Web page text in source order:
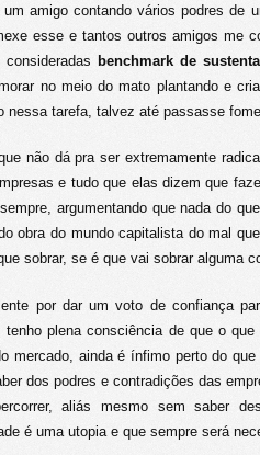
amigo contando vários podres de
esse e tantos outros amigos me
benchmark de
no meio do mato plantando e
nessa tarefa, talvez até passasse
não dá pra ser extremamente
e tudo que elas dizem que
argumentando que nada do
obra do mundo capitalista do mal
sobrar, se é que vai sobrar alguma
por dar um voto de confiança
plena consciência de que o
mercado, ainda é ínfimo perto do
dos podres e contradições das
aliás mesmo sem saber
é uma utopia e que sempre será